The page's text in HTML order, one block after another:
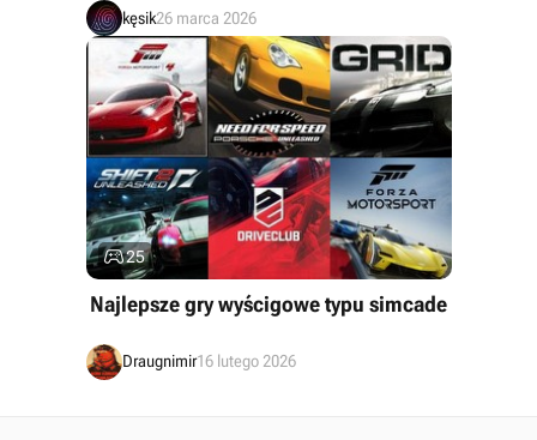
kęsik26 marca 2026
25
Najlepsze gry wyścigowe typu simcade
Draugnimir16 lutego 2026